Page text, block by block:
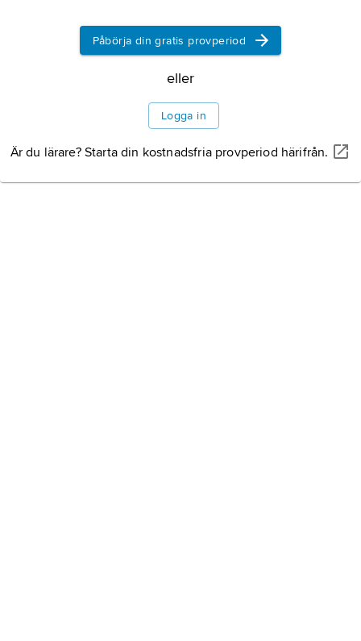
Information om artikeln
Påbörja din gratis provperiod
eller
Logga in
Är du lärare? Starta din kostnadsfria provperiod härifrån.